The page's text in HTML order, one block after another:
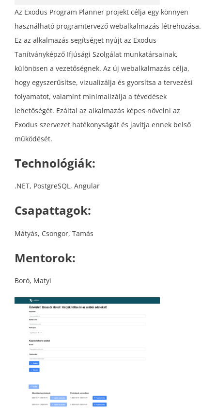
Az Exodus Program Planner projekt célja egy könnyen
használható programtervező webalkalmazás létrehozása.
Ez az alkalmazás segítséget nyújt az Exodus
Tanítványképző Ifjúsági Szolgálat munkatársainak,
különösen a vezetőségnek. Az új webalkalmazás célja,
hogy egyszerűsítse, vizualizálja és gyorsítsa a tervezési
folyamatot, valamint minimalizálja a tévedések
lehetőségét. Ezáltal az alkalmazás képes növelni az
Exodus szervezet hatékonyságát és javítja ennek belső
működését.
Technológiák:
.NET, PostgreSQL, Angular
Csapattagok:
Mátyás, Csongor, Tamás
Mentorok:
Boró, Matyi